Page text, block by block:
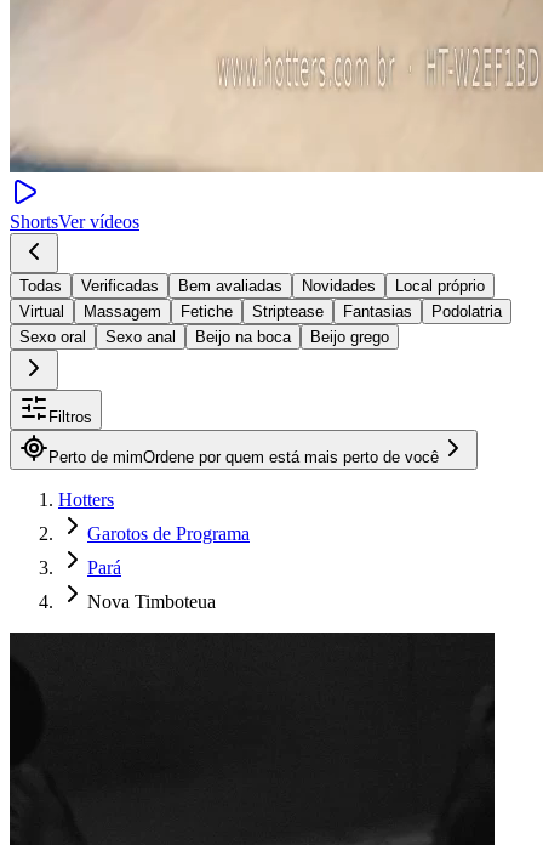
ShortsVer vídeos
Todas Verificadas Bem avaliadas Novidades
Local próprio
Virtual
Massagem Fetiche Striptease Fantasias
Podolatria
Sexo oral
Sexo anal Beijo na boca Beijo grego
Filtros
Perto de mimOrdene por quem está mais perto de você
Hotters
Garotos de Programa
Pará
Nova Timboteua